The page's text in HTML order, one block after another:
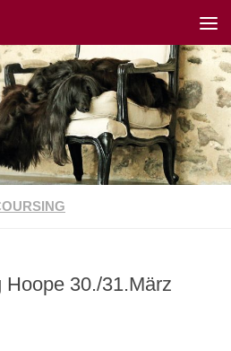
Hoope 30./31.März